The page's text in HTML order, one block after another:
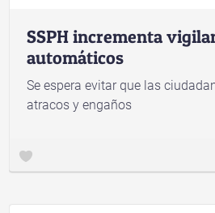
SSPH incrementa
automáticos
Se espera evitar que las
atracos y engaños